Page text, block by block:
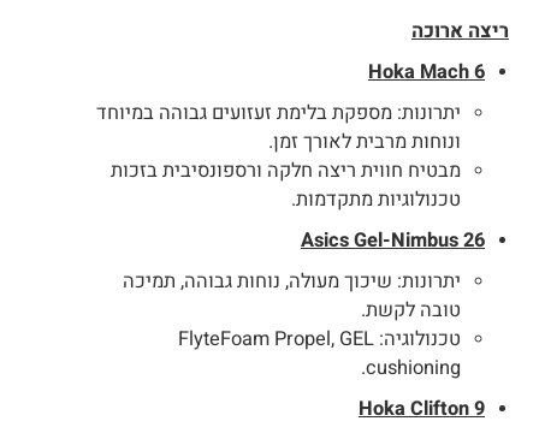
ריצה ארוכה
Hoka Mach 6
יתרונות: מספקת בלימת זעזועים גבוהה במיוחד
ונוחות מרבית לאורך זמן.
מבטיח חווית ריצה חלקה ורספונסיבית בזכות
טכנולוגיות מתקדמות.
Asics Gel-Nimbus 26
יתרונות: שיכוך מעולה, נוחות גבוהה, תמיכה
טובה לקשת.
טכנולוגיה: FlyteFoam Propel, GEL
cushioning.
Hoka Clifton 9